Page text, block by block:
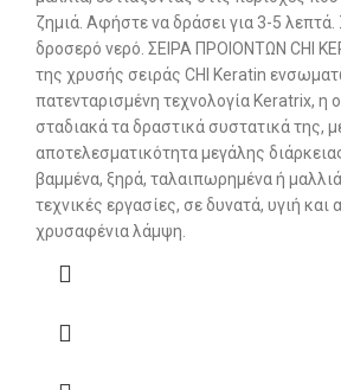
ζημιά. Αφήστε να δράσει για 3-5 λεπτά.
δροσερό νερό. ΣΕΙΡΑ ΠΡΟΙΟΝΤΩΝ CHI
της χρυσής σειράς CHI Keratin
πατενταρισμένη τεχνολογία Keratrix, η
σταδιακά τα δραστικά συστατικά της,
αποτελεσματικότητα μεγάλης
βαμμένα, ξηρά, ταλαιπωρημένα ή
τεχνικές εργασίες, σε δυνατά, υγιή και
χρυσαφένια λάμψη.